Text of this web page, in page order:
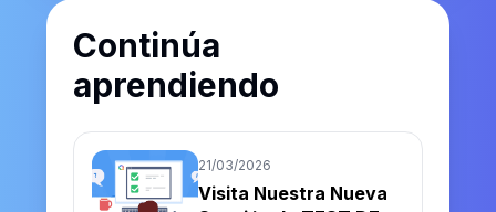
Continúa
aprendiendo
21/03/2026
Visita Nuestra Nueva